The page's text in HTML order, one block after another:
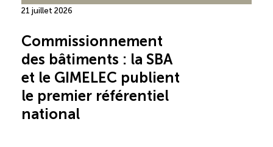
21 juillet 2026
Commissionnement
des bâtiments : la SBA
et le GIMELEC publient
le premier référentiel
national